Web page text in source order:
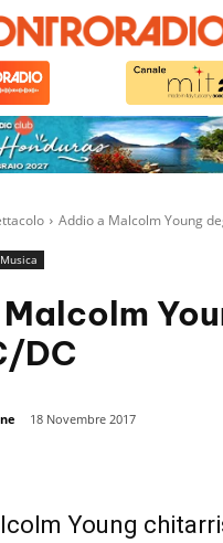
Addio a Malcolm Young
Musica
DC
18 Novembre 2017
Young